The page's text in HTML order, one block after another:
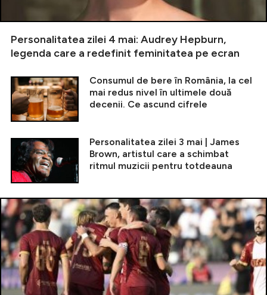
Personalitatea zilei 4 mai: Audrey Hepburn,
legenda care a redefinit feminitatea pe ecran
Consumul de bere în România, la cel
mai redus nivel în ultimele două
decenii. Ce ascund cifrele
Personalitatea zilei 3 mai | James
Brown, artistul care a schimbat
ritmul muzicii pentru totdeauna